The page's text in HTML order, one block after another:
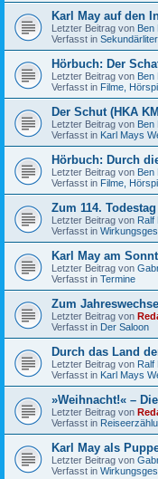
Karl May auf den
Letzter Beitrag von Ben
Verfasst in
Hörbuch: Der
Letzter Beitrag von Ben
Verfasst in Filme,
Der Schut (HKA
Letzter Beitrag von Ben
Verfasst in Karl Mays
Hörbuch: Durch
Letzter Beitrag von Ben
Verfasst in Filme,
Zum 114.
Letzter Beitrag von Ralf
Verfasst in
Karl May am
Letzter Beitrag von
Verfasst in Termine
Zum
Letzter Beitrag von
Verfasst in Der Saloon
Durch das Land
Letzter Beitrag von Ralf
Verfasst in Karl Mays
»Weihnacht!« –
Letzter Beitrag von
Verfasst in
Karl May als
Letzter Beitrag von
Verfasst in